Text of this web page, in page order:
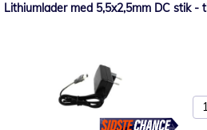
Lithiumlader med 5,5x2,5mm DC stik -